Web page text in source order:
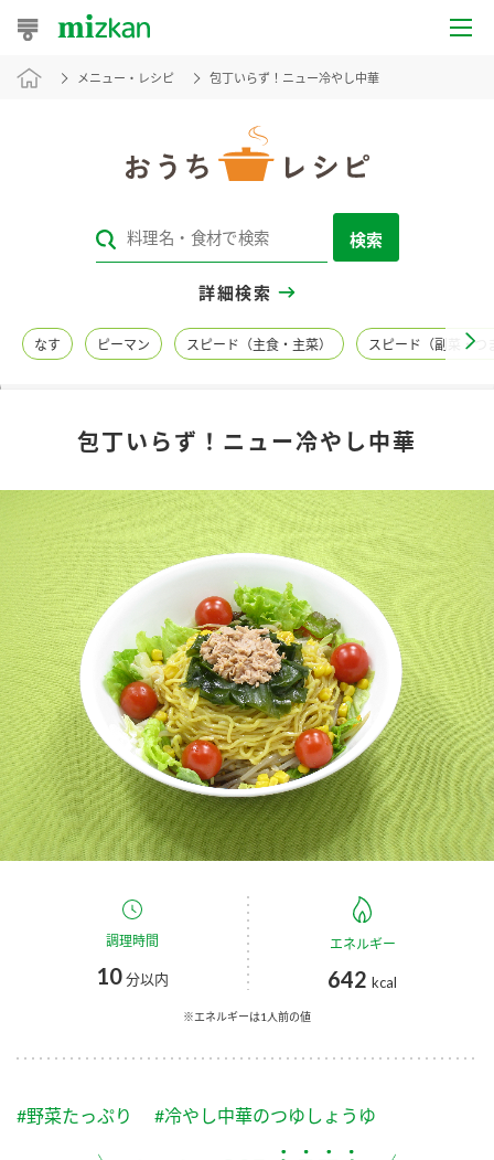
おうちレシピ
レシピカテゴリ一覧
レシピ名特集
商品情報
商品カテゴリ
酢 調味酢
お酢ドリンク ぽん酢
みりん風・料理酒 鍋用調味料
つゆ たれ
スープ 中華
ふりかけ おすしの素
新商品一覧
キャンペーン情報
ブランド・スペシャルサイト
ブランド・スペシャルサイト トップ
商品ブランドサイト
Fibee（ファイビー）
くらしプラ酢
お酢ドリンク
つゆ
企業情報
国内事業概要
企業理念
ミツカンの歴史
ミツカンを知る
環境への取り組み
メニュー・レシピ 包丁いらず！ニュー冷やし中華
検索
詳細検索
なす ピーマン スピード（主食・主菜） スピード（副菜・つ
包丁いらず！ニュー冷やし中華
調理時間
10分以内
エネルギー
642 kcal
※エネルギーは1人前の値
#野菜たっぷり #冷やし中華のつゆしょうゆ